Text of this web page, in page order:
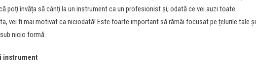
poți învăța să cânți la un instrument ca un profesionist și, odată ce vei auzi toate
vei fi mai motivat ca niciodată! Este foarte important să rămâi focusat pe țelurile tale și
nicio formă.
instrument